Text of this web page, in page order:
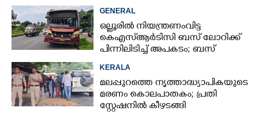
GENERAL
ഒല്ലൂരിൽ നിയന്ത്രണംവിട്ട
കെഎസ്‌ആർടിസി ബസ് ലോറിക്ക്
പിന്നിലിടിച്ച് അപകടം; ബസ്
KERALA
മലപ്പുറത്തെ നൃത്താദ്ധ്യാപികയുടെ
മരണം കൊലപാതകം; പ്രതി
സ്റ്റേഷനിൽ കീഴടങ്ങി